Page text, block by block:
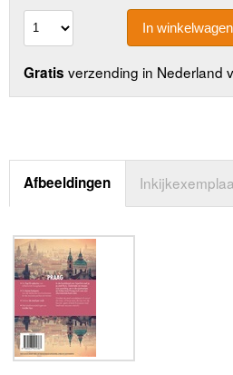
In winkelwagen
Gratis verzending in Nederland
Afbeeldingen